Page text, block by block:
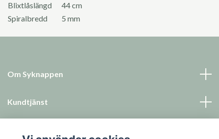
Blixtlåslängd
44 cm
Spiralbredd
5 mm
Om Syknappen
Kundtjänst